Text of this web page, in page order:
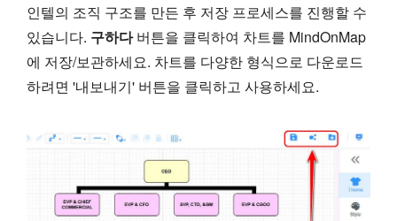
인텔의 조직 구조를 만든 후 저장 프로세스를 진행할 수
있습니다. 구하다버튼을 클릭하여 차트를 MindOnMap
에 저장/보관하세요. 차트를 다양한 형식으로 다운로드
하려면 '내보내기' 버튼을 클릭하고 사용하세요.